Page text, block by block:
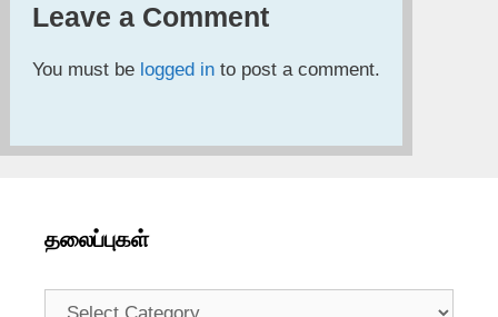
Leave a Comment
You must be logged in to post a comment.
தலைப்புகள்
தலைப்புகள்